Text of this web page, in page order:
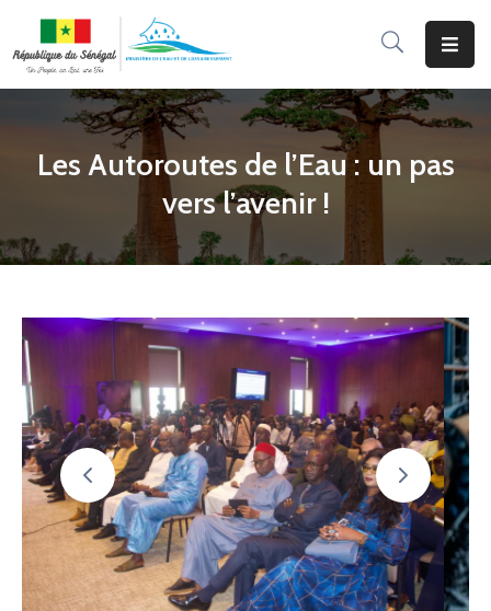
Accueil
Ministère
&
Services
Aux
Usagers
Actualité
Documentation
AMCOW
Les Autoroutes de l’Eau : un pas
vers l’avenir !